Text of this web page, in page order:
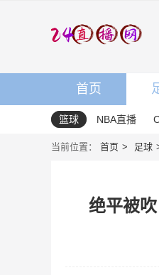
首页
篮球 NBA直播
当前位置： 首页 足球
绝平被